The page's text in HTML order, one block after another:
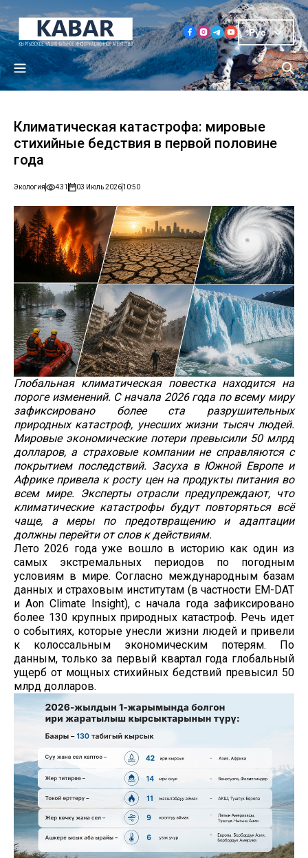
Рус
Климатическая катастрофа: мировые
стихийные бедствия в первой половине
года
Экология 431 03 Июль 202610:50
Глобальная климатическая повестка находится на
пороге изменений. С начала 2026 года по всему миру
зафиксировано более ста разрушительных
природных катастроф, унесших жизни тысяч людей.
Мировые экономические потери превысили 50 млрд
долларов, а страховые компании не справляются с
покрытием последствий. Засуха в Южной Европе и
Африке привела к росту цен на продукты питания во
всем мире. Эксперты отрасли предупреждают, что
климатические катастрофы будут повторяться всё
чаще, а меры по предотвращению и адаптации
должны перейти от слов к действиям.
Лето 2026 года уже вошло в историю как один из
самых экстремальных периодов по погодным
условиям в мире. Согласно международным базам
данных и страховым институтам (в частности EM-DAT
и Aon Climate Insight), с начала года зафиксировано
более 130 крупных природных катастроф. Речь идет
о событиях, которые унесли жизни людей и привели
к колоссальным экономическим потерям. По
данным, только за первый квартал года глобальный
ущерб от мощных стихийных бедствий превысил 50
млрд долларов.